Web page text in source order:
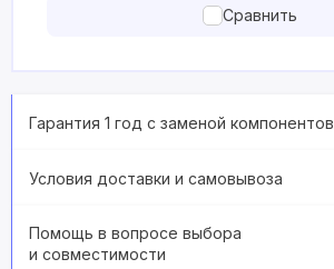
Сравнить
Гарантия 1 год с заменой компонентов
Условия доставки и самовывоза
Помощь в вопросе выбора
и совместимости